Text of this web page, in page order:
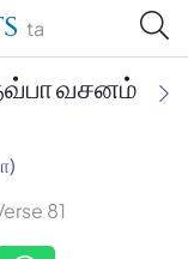
ta
வசனம்
81